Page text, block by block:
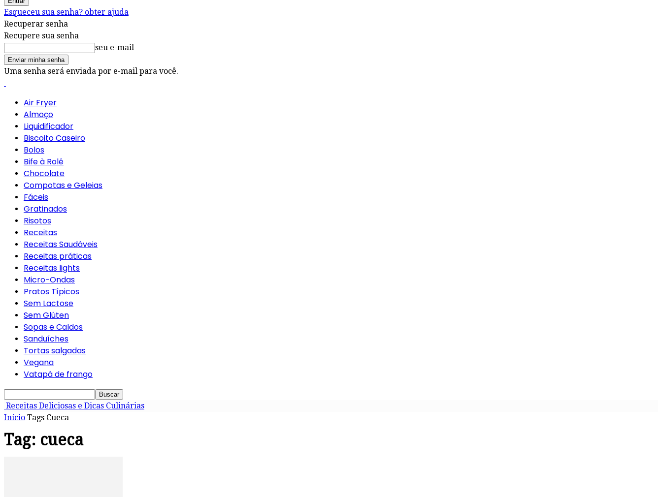
Esqueceu sua senha? obter ajuda
Recuperar senha
Recupere sua senha
seu e-mail
Uma senha será enviada por e-mail para você.
Air Fryer
Almoço
Liquidificador
Biscoito Caseiro
Bolos
Bife à Rolê
Chocolate
Compotas e Geleias
Fáceis
Gratinados
Risotos
Receitas
Receitas Saudáveis
Receitas práticas
Receitas lights
Micro-Ondas
Pratos Típicos
Sem Lactose
Sem Glúten
Sopas e Caldos
Sanduíches
Tortas salgadas
Vegana
Vatapá de frango
Receitas Deliciosas e Dicas Culinárias
Início Tags Cueca
Tag: cueca